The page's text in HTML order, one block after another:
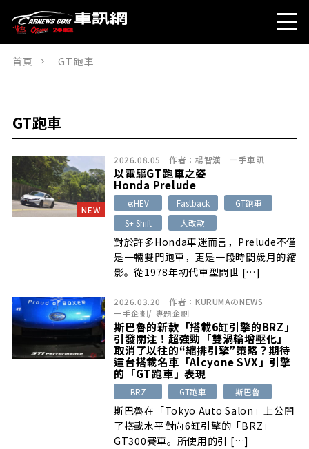
首頁 GT跑車
GT跑車
NEW
2026.08.05 作者： 楊智漢 一手車訊
以電驅GT跑車之姿
Honda Prelude
e:HEV Fastback
GT跑車
S+ Shift
大改款
對於許多Honda車迷而言，Prelude不僅
是一輛雙門跑車，更是一段時間歲月的縮
影。從1978年初代車型問世 […]
2026.03.20 作者： KURUMAのNEWS
一手企劃/ 專題企劃
斯巴魯的新款「搭載6缸引擎的BRZ」
引發關注！超強勁「雙渦輪增壓化」
取消了以往的“縮排引擎”策略？期待
這台搭載名車「Alcyone SVX」引擎
的「GT跑車」表現
BRZ GT跑車 斯巴魯
斯巴魯在「Tokyo Auto Salon」上公開
了搭載水平對向6缸引擎的「BRZ」
GT300賽車。所使用的引 […]